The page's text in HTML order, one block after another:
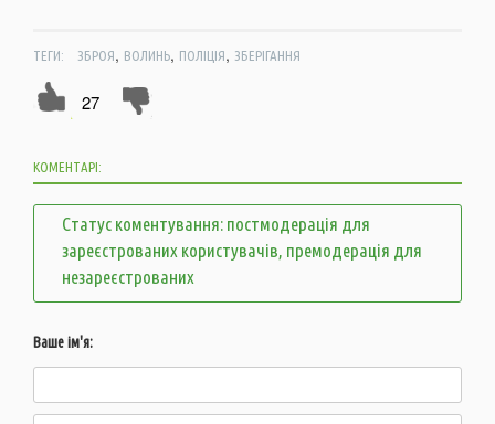
ТЕГИ: ЗБРОЯ, ВОЛИНЬ, ПОЛІЦІЯ, ЗБЕРІГАННЯ
27
КОМЕНТАРІ:
Статус коментування: постмодерація для
зареєстрованих користувачів, премодерація для
незареєстрованих
Ваше ім'я: